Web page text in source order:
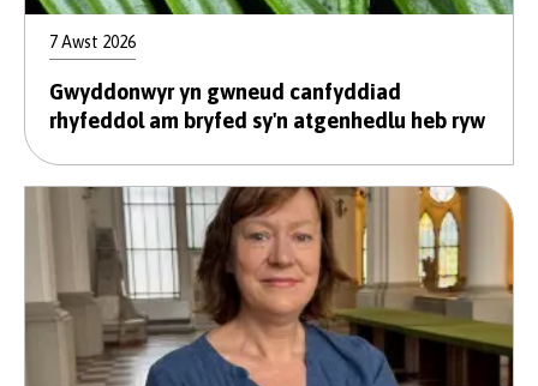
7 Awst 2026
Gwyddonwyr yn gwneud canfyddiad
rhyfeddol am bryfed sy'n atgenhedlu heb ryw